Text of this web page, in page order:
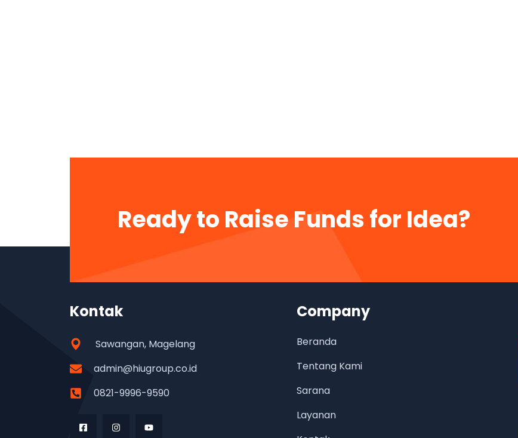
Ready to Raise Funds for Idea?
Kontak
Sawangan, Magelang
admin@hiugroup.co.id
0821-9996-9590
Company
Beranda
Tentang Kami
Sarana
Layanan